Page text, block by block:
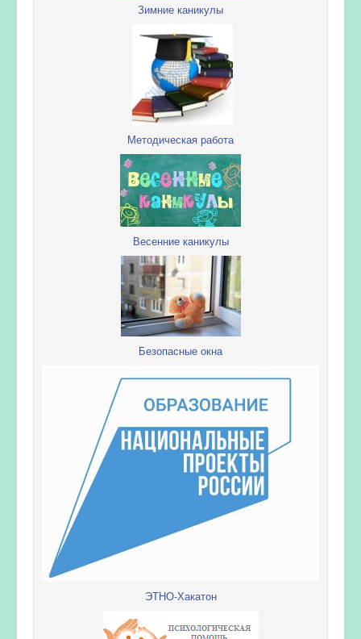
Зимние каникулы
Методическая работа
Весенние каникулы
Безопасные окна
ЭТНО-Хакатон